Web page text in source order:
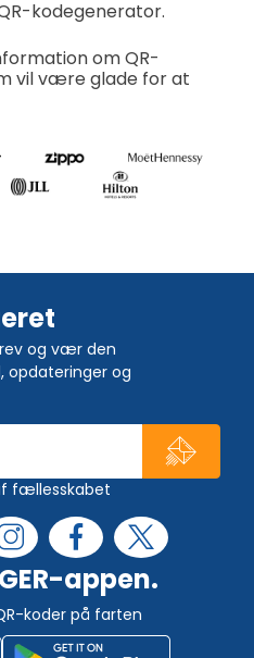
kodegenerator.
om QR-
vil være glade for at
og vær den
opdateringer og
fællesskabet
appen.
koder på farten